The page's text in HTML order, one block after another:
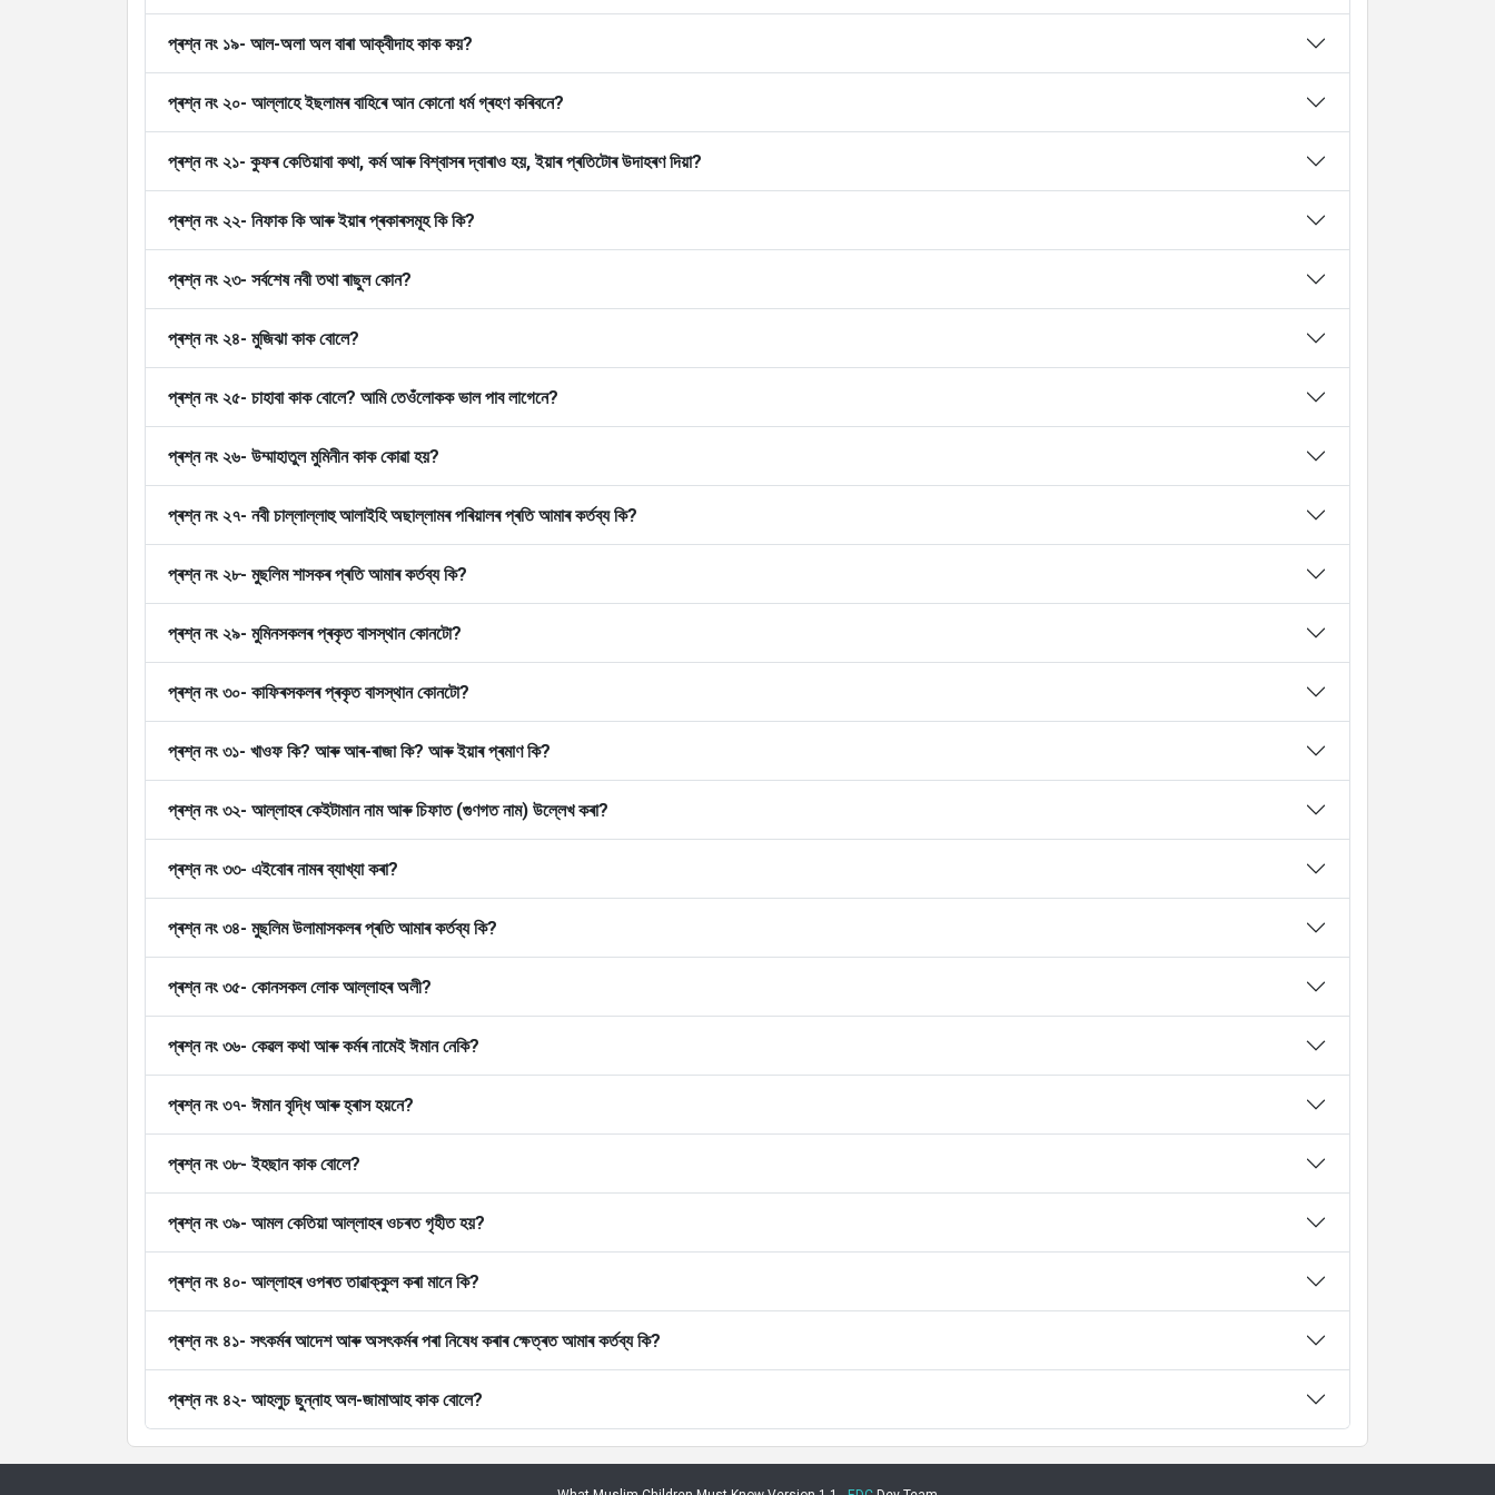
প্ৰশ্ন নং ১৯- আল-অলা অল বাৰা আক্বীদাহ কাক কয়?
প্ৰশ্ন নং ২০- আল্লাহে ইছলামৰ বাহিৰে আন কোনো ধৰ্ম গ্ৰহণ কৰিবনে?
প্ৰশ্ন নং ২১- কুফৰ কেতিয়াবা কথা, কৰ্ম আৰু বিশ্বাসৰ দ্বাৰাও হয়, ইয়াৰ প্ৰতিটোৰ উদাহৰণ দিয়া?
প্ৰশ্ন নং ২২- নিফাক কি আৰু ইয়াৰ প্ৰকাৰসমূহ কি কি?
প্ৰশ্ন নং ২৩- সৰ্বশেষ নবী তথা ৰাছুল কোন?
প্ৰশ্ন নং ২৪- মুজিঝা কাক বোলে?
প্ৰশ্ন নং ২৫- চাহাবা কাক বোলে? আমি তেওঁলোকক ভাল পাব লাগেনে?
প্ৰশ্ন নং ২৬- উম্মাহাতুল মুমিনীন কাক কোৱা হয়?
প্ৰশ্ন নং ২৭- নবী চাল্লাল্লাহু আলাইহি অছাল্লামৰ পৰিয়ালৰ প্ৰতি আমাৰ কৰ্তব্য কি?
প্ৰশ্ন নং ২৮- মুছলিম শাসকৰ প্ৰতি আমাৰ কৰ্তব্য কি?
প্ৰশ্ন নং ২৯- মুমিনসকলৰ প্ৰকৃত বাসস্থান কোনটো?
প্ৰশ্ন নং ৩০- কাফিৰসকলৰ প্ৰকৃত বাসস্থান কোনটো?
প্ৰশ্ন নং ৩১- খাওফ কি? আৰু আৰ-ৰাজা কি? আৰু ইয়াৰ প্ৰমাণ কি?
প্ৰশ্ন নং ৩২- আল্লাহৰ কেইটামান নাম আৰু চিফাত (গুণগত নাম) উল্লেখ কৰা?
প্ৰশ্ন নং ৩৩- এইবোৰ নামৰ ব্যাখ্যা কৰা?
প্ৰশ্ন নং ৩৪- মুছলিম উলামাসকলৰ প্ৰতি আমাৰ কৰ্তব্য কি?
প্ৰশ্ন নং ৩৫- কোনসকল লোক আল্লাহৰ অলী?
প্ৰশ্ন নং ৩৬- কেৱল কথা আৰু কৰ্মৰ নামেই ঈমান নেকি?
প্ৰশ্ন নং ৩৭- ঈমান বৃদ্ধি আৰু হ্ৰাস হয়নে?
প্ৰশ্ন নং ৩৮- ইহছান কাক বোলে?
প্ৰশ্ন নং ৩৯- আমল কেতিয়া আল্লাহৰ ওচৰত গৃহীত হয়?
প্ৰশ্ন নং ৪০- আল্লাহৰ ওপৰত তাৱাক্কুল কৰা মানে কি?
প্ৰশ্ন নং ৪১- সৎকৰ্মৰ আদেশ আৰু অসৎকৰ্মৰ পৰা নিষেধ কৰাৰ ক্ষেত্ৰত আমাৰ কৰ্তব্য কি?
প্ৰশ্ন নং ৪২- আহলুচ ছুন্নাহ অল-জামাআহ কাক বোলে?